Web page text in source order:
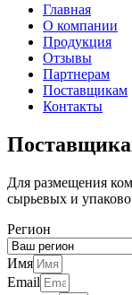
Главная
О компании
Продукция
Отзывы
Партнерам
Поставщикам
Контакты
Для размещения
сырьевых и
Регион
Имя
Email